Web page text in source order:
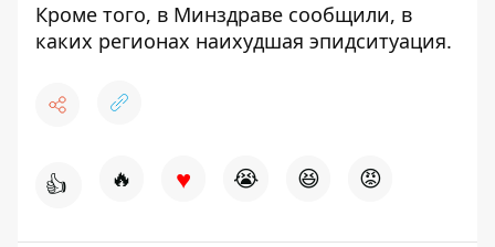
Кроме того, в Минздраве сообщили, в
каких регионах наихудшая эпидситуация.
👍 🔥 ♥ 😭 😆 😡